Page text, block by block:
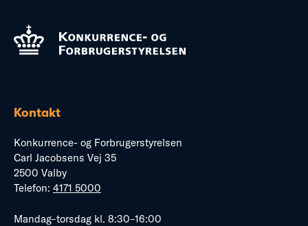
Kontakt
Konkurrence- og Forbrugerstyrelsen
Carl Jacobsens Vej 35
2500 Valby
Telefon: 4171 5000
Mandag–torsdag kl. 8:30–16:00